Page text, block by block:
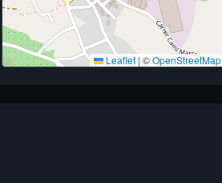
Leaflet | ©OpenStreetMap